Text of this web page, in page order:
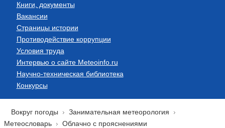
Книги, документы
Вакансии
Страницы истории
Противодействие коррупции
Условия труда
Интервью о сайте Meteoinfo.ru
Научно-техническая библиотека
Конкурсы
Вокруг погоды
Занимательная метеорология
Метеословарь
Облачно с прояснениями